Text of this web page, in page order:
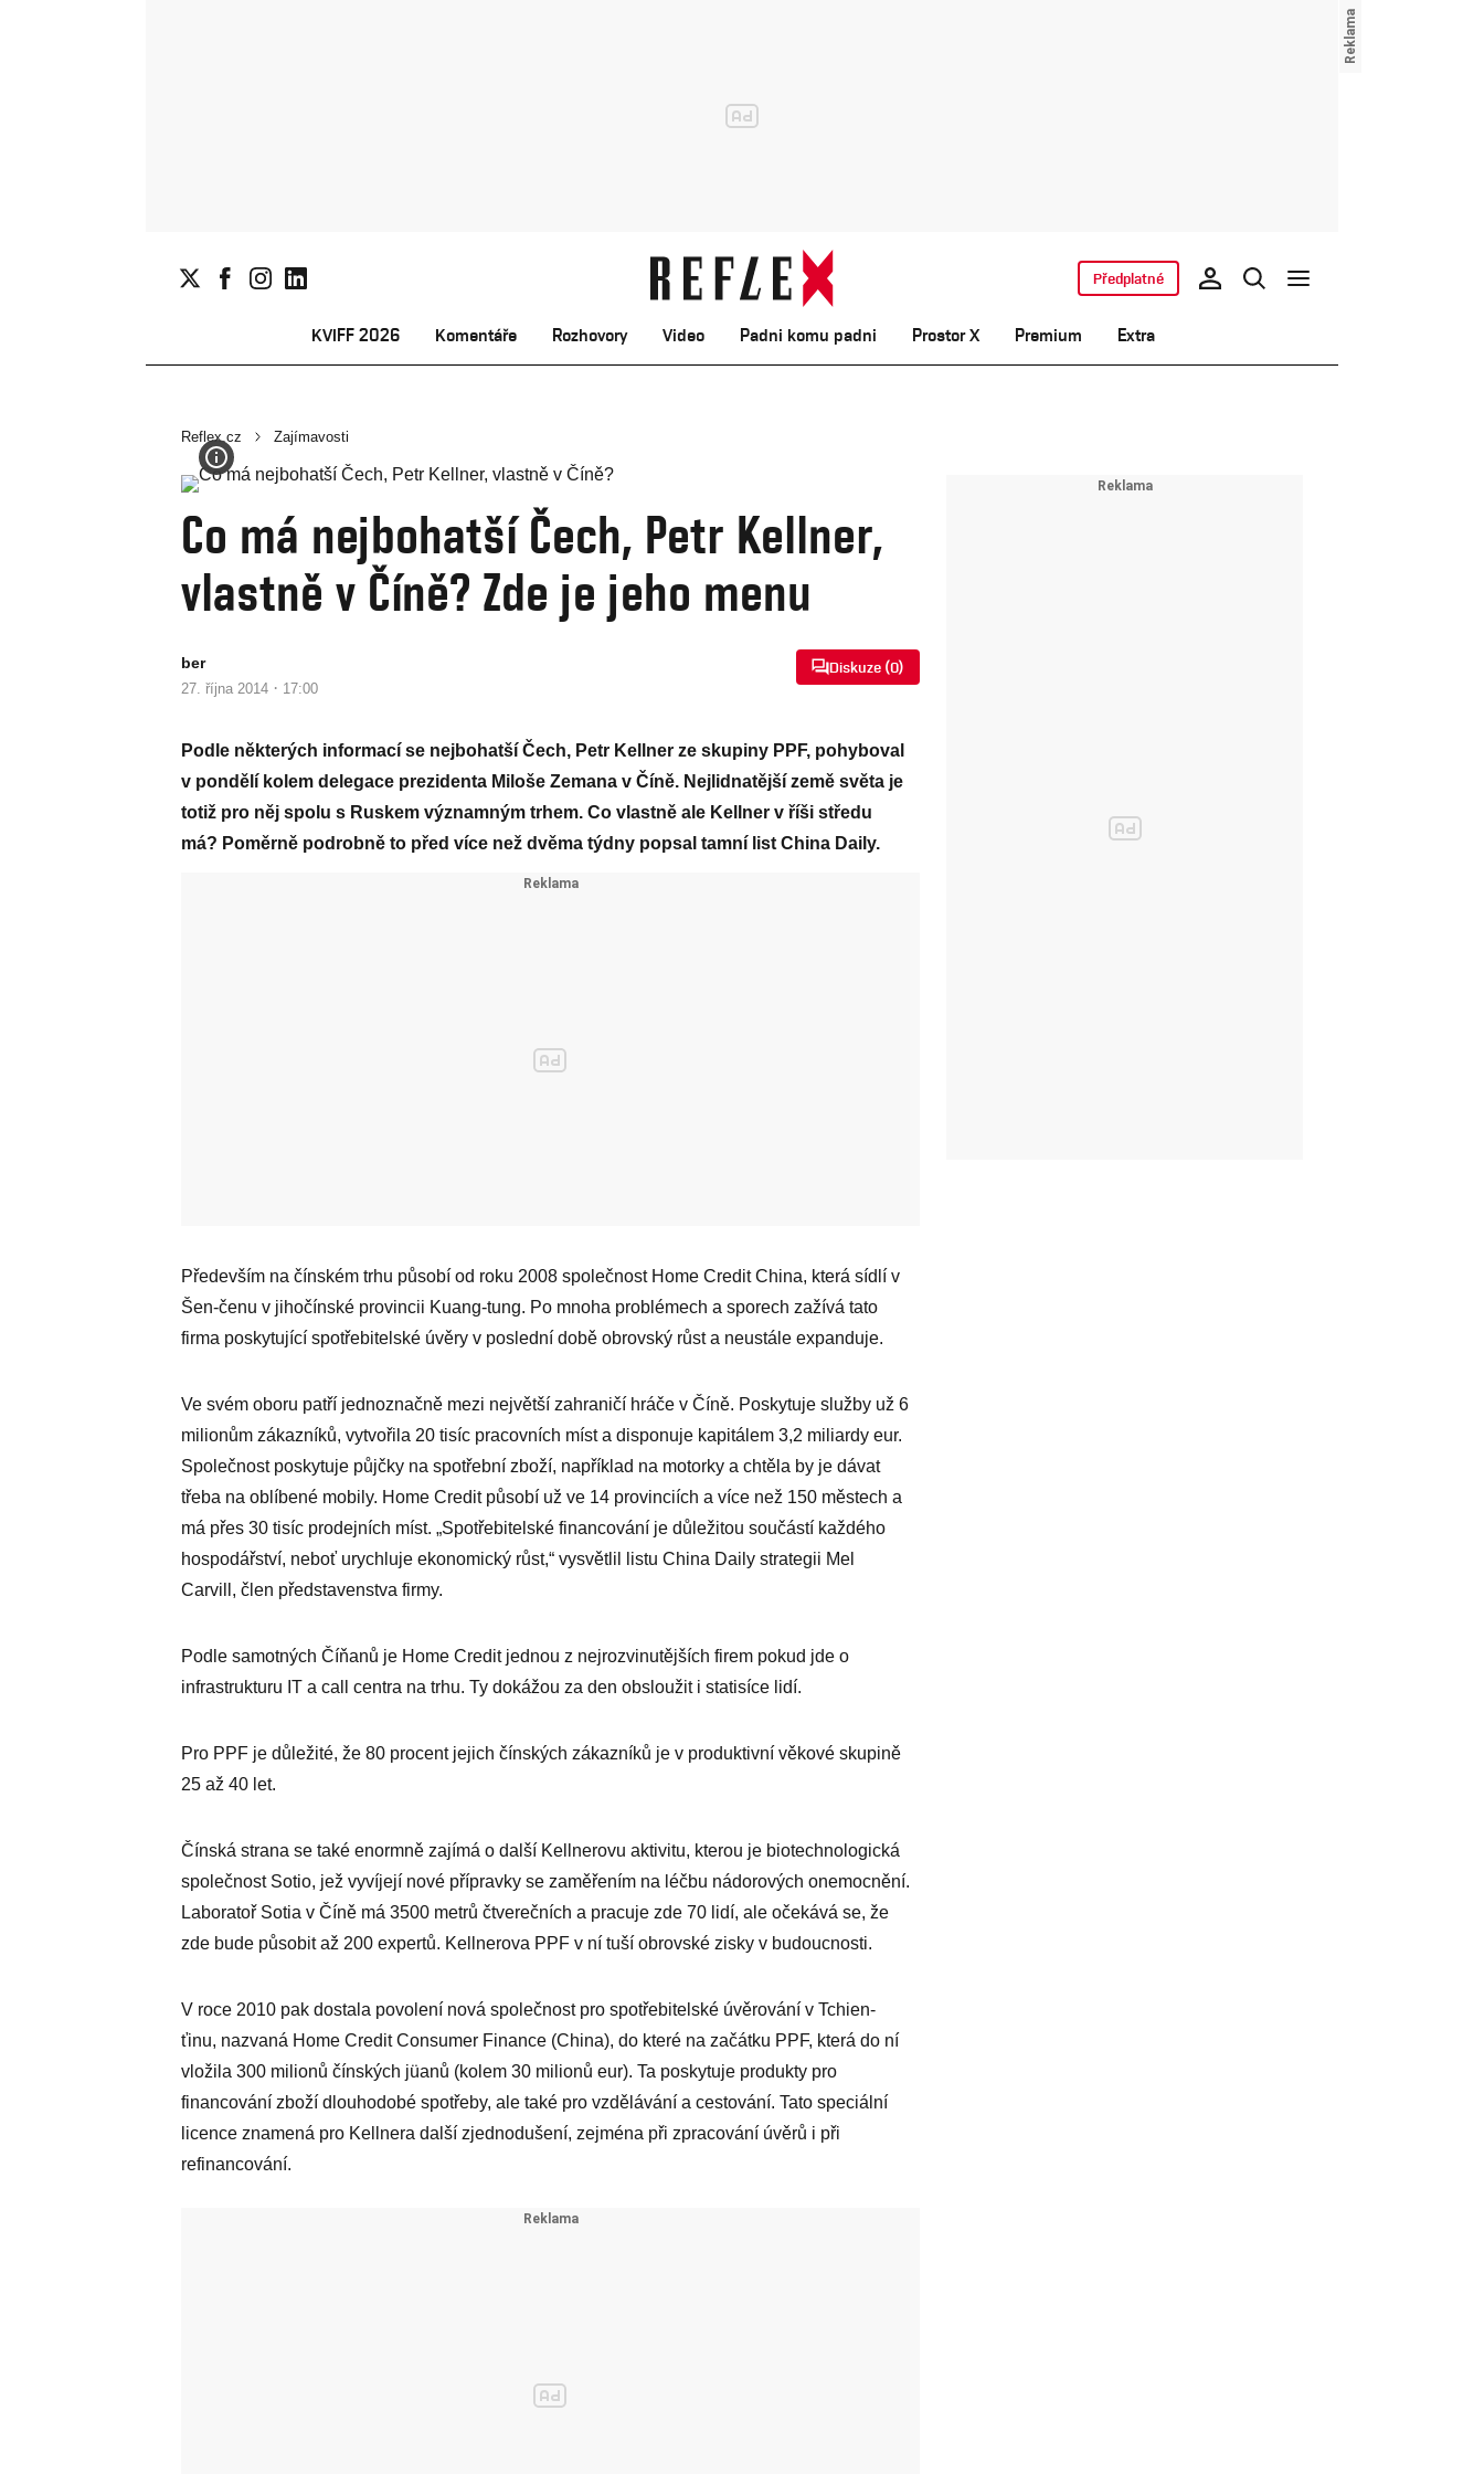
KVIFF 2026 Komentáře Rozhovory Video Padni komu padni Prostor X Premium Extra
Předplatné
Reflex.cz Zajímavosti
Co má nejbohatší Čech, Petr Kellner,
vlastně v Číně? Zde je jeho menu
ber
27. října 2014 · 17:00
Diskuze (0)
Podle některých informací se nejbohatší Čech, Petr Kellner ze skupiny PPF, pohyboval
v pondělí kolem delegace prezidenta Miloše Zemana v Číně. Nejlidnatější země světa je
totiž pro něj spolu s Ruskem významným trhem. Co vlastně ale Kellner v říši středu
má? Poměrně podrobně to před více než dvěma týdny popsal tamní list China Daily.
Především na čínském trhu působí od roku 2008 společnost Home Credit China, která sídlí v
Šen-čenu v jihočínské provincii Kuang-tung. Po mnoha problémech a sporech zažívá tato
firma poskytující spotřebitelské úvěry v poslední době obrovský růst a neustále expanduje.
Ve svém oboru patří jednoznačně mezi největší zahraničí hráče v Číně. Poskytuje služby už 6
milionům zákazníků, vytvořila 20 tisíc pracovních míst a disponuje kapitálem 3,2 miliardy eur.
Společnost poskytuje půjčky na spotřební zboží, například na motorky a chtěla by je dávat
třeba na oblíbené mobily. Home Credit působí už ve 14 provinciích a více než 150 městech a
má přes 30 tisíc prodejních míst. „Spotřebitelské financování je důležitou součástí každého
hospodářství, neboť urychluje ekonomický růst,“ vysvětlil listu China Daily strategii Mel
Carvill, člen představenstva firmy.
Podle samotných Číňanů je Home Credit jednou z nejrozvinutějších firem pokud jde o
infrastrukturu IT a call centra na trhu. Ty dokážou za den obsloužit i statisíce lidí.
Pro PPF je důležité, že 80 procent jejich čínských zákazníků je v produktivní věkové skupině
25 až 40 let.
Čínská strana se také enormně zajímá o další Kellnerovu aktivitu, kterou je biotechnologická
společnost Sotio, jež vyvíjejí nové přípravky se zaměřením na léčbu nádorových onemocnění.
Laboratoř Sotia v Číně má 3500 metrů čtverečních a pracuje zde 70 lidí, ale očekává se, že
zde bude působit až 200 expertů. Kellnerova PPF v ní tuší obrovské zisky v budoucnosti.
V roce 2010 pak dostala povolení nová společnost pro spotřebitelské úvěrování v Tchien-
ťinu, nazvaná Home Credit Consumer Finance (China), do které na začátku PPF, která do ní
vložila 300 milionů čínských jüanů (kolem 30 milionů eur). Ta poskytuje produkty pro
financování zboží dlouhodobé spotřeby, ale také pro vzdělávání a cestování. Tato speciální
licence znamená pro Kellnera další zjednodušení, zejména při zpracování úvěrů i při
refinancování.